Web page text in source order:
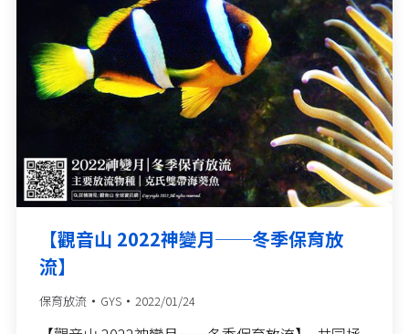
【觀音山 2022神變月──冬季保育放
流】
保育放流 GYS 2022/01/24